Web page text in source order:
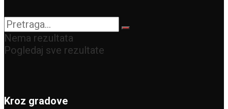
Čika Dači!
Nema rezultata
Pogledaj sve rezultate
Kroz gradove